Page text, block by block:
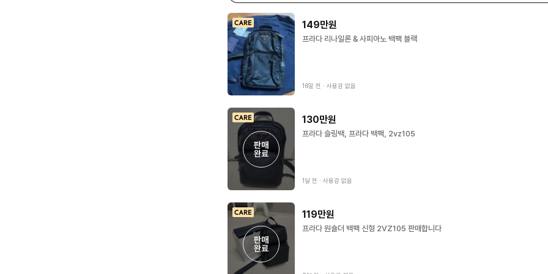
149만원
프라다 리나일론 & 사피아노 백팩 블랙
16일 전 ∙ 사용감 없음
판매
완료
130만원
프라다 슬링백, 프라다 백팩, 2vz105
1달 전 ∙ 사용감 없음
판매
완료
119만원
프라다 원숄더 백팩 신형 2VZ105 판매합니다